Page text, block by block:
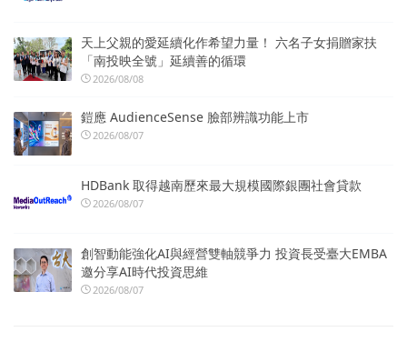
天上父親的愛延續化作希望力量！ 六名子女捐贈家扶
「南投映全號」延續善的循環
2026/08/08
鎧應 AudienceSense 臉部辨識功能上市
2026/08/07
HDBank 取得越南歷來最大規模國際銀團社會貸款
2026/08/07
創智動能強化AI與經營雙軸競爭力 投資長受臺大EMBA
邀分享AI時代投資思維
2026/08/07